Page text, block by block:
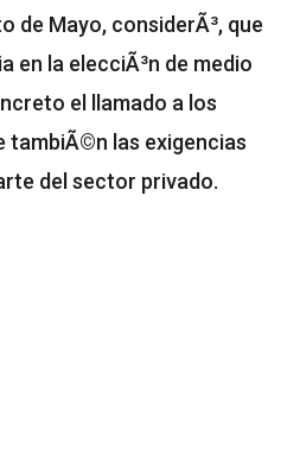
de Mayo, considerÃ³, que
en la elecciÃ³n de medio
el llamado a los
tambiÃ©n las exigencias
del sector privado.